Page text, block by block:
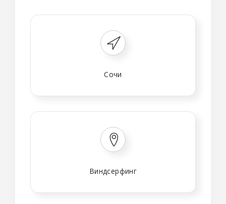
Сочи
Виндсерфинг